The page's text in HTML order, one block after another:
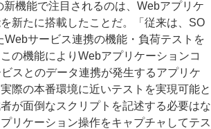
機能で注目されるのは、Webアプリケ
新たに搭載したことだ。「従来は、SO
Webサービス連携の機能・負荷テストを
の機能によりWebアプリケーションコ
スとのデータ連携が発生するアプリケ
際の本番環境に近いテストを実現可能と
が面倒なスクリプトを記述する必要はな
リケーション操作をキャプチャしてテス